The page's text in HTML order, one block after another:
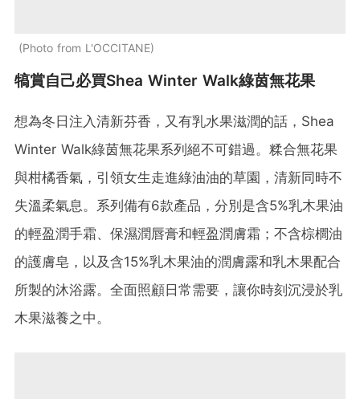
Photo from L'OCCITANE
犒賞自己必買Shea Winter Walk綠茵無花果
想為冬日注入清新芬香，又有乳水果滋潤的話，Shea
Winter Walk綠茵無花果系列絕不可錯過。糅合無花果
與柑橘香氣，引領女生走進綠油油的草園，清新同時不
失溫柔氣息。系列備有6款產品，分別是含5%乳木果油
的輕盈潤手霜、保濕潤唇膏和輕盈潤膚霜；不含棕櫚油
的護膚皂，以及含15%乳木果油的潤膚露和乳木果配合
所製的沐浴露。全面照顧日常需要，讓你時刻沉浸於乳
木果滋養之中。